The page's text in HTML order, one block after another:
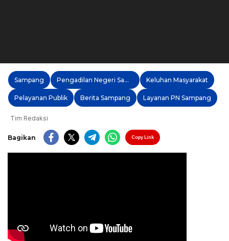
Sampang Pengadilan Negeri Sampang Keluhan Masyarakat
Pelayanan Publik Berita Sampang Layanan PN Sampang
Tim Redaksi
Bagikan Copy Link